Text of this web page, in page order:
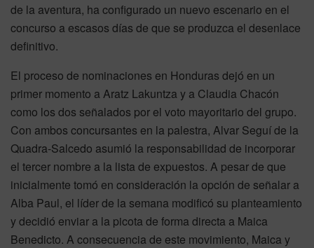
de la aventura, ha configurado un nuevo escenario en el
concurso a escasos días de que se produzca el desenlace
definitivo.
El proceso de nominaciones en Honduras dejó en un
primer momento a Aratz Lakuntza y a Claudia Chacón
como los dos señalados por el voto mayoritario del grupo.
Con ambos concursantes en la palestra, Alvar Seguí de la
Quadra-Salcedo asumió la responsabilidad de incorporar
el tercer nombre a la lista de expuestos. A pesar de que
inicialmente tomó en consideración la opción de señalar a
Alba Paul, el líder de la semana modificó su planteamiento
y decidió enviar a la picota de forma directa a Maica
Benedicto. A consecuencia de este movimiento, Maica y